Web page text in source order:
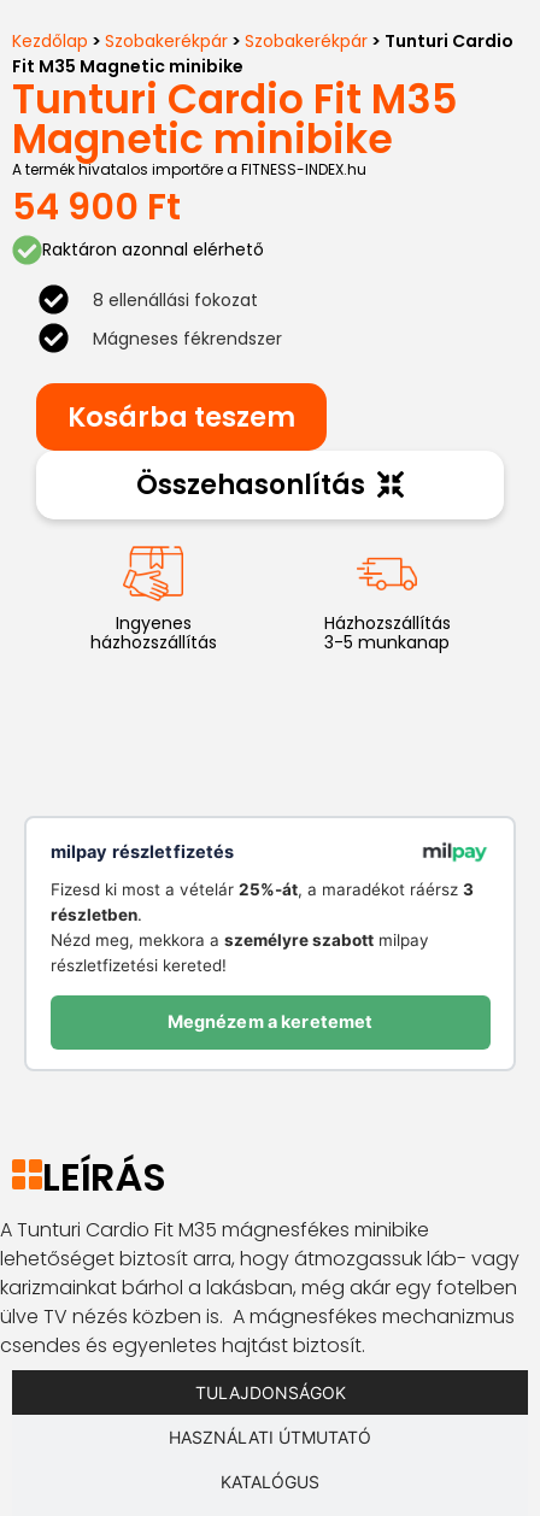
Kezdőlap > Szobakerékpár > Szobakerékpár > Tunturi Cardio
Fit M35 Magnetic minibike
Tunturi Cardio Fit M35
Magnetic minibike
A termék hivatalos importőre a FITNESS-INDEX.hu
54 900 Ft
Raktáron azonnal elérhető
8 ellenállási fokozat
Mágneses fékrendszer
Kosárba teszem
Összehasonlítás
Ingyenes
házhozszállítás
Házhozszállítás
3-5 munkanap
milpay részletfizetés
Fizesd ki most a vételár 25%-át, a maradékot ráérsz 3
részletben.
Nézd meg, mekkora a személyre szabottmilpay
részletfizetési kereted!
Megnézem a keretemet
LEÍRÁS
A Tunturi Cardio Fit M35 mágnesfékes minibike
lehetőséget biztosít arra, hogy átmozgassuk láb- vagy
karizmainkat bárhol a lakásban, még akár egy fotelben
ülve TV nézés közben is. A mágnesfékes mechanizmus
csendes és egyenletes hajtást biztosít.
TULAJDONSÁGOK
HASZNÁLATI ÚTMUTATÓ
KATALÓGUS